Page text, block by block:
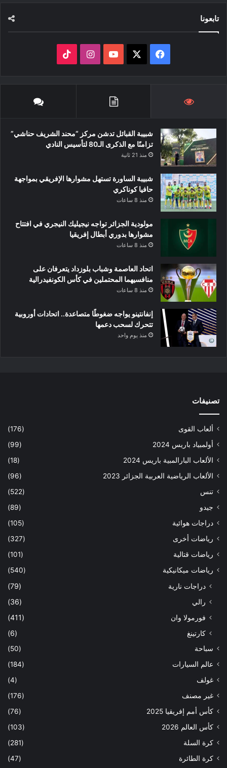
تابعونا
فيسبوك ‫YouTubeانستقرام
شبيبة القبائل تدشن مركز “محند الشريف حناشي”
تزامنًا مع الذكرى الـ80 لتأسيس النادي
منذ 21 ثانية
شبيبة الساورة تستهل مشوارها الإفريقي بمواجهة
حافيا كوناكري
منذ 8 ساعات
مولودية الجزائر تواجه نيجيليك النيجري في افتتاح
مشوارها بدوري أبطال إفريقيا
منذ 8 ساعات
اتحاد العاصمة وشباب بلوزداد يتعرفان على
منافسيهما المحتملين في كأس الكونفيدرالية
منذ 8 ساعات
إنفانتينو يواجه ضغوطًا متصاعدة.. اتحادات أوروبية
تتحرك لسحب دعمها
منذ يوم واحد
تصنيفات
ألعاب القوى
(176)
أولمبياد باريس 2024
(99)
الألعاب البارالمبية باريس 2024
(18)
الألعاب الرياضية العربية الجزائر 2023
(96)
تنس
(522)
جيدو
(89)
دراجات هوائية
(105)
رياضات أخرى
(327)
رياضات قتالية
(101)
رياضات ميكانيكية
(540)
دراجات نارية
(79)
رالي
(36)
فورمولا وان
(411)
كارتينغ
(6)
سباحة
(50)
عالم السيارات
(184)
غولف
(4)
غير مصنف
(176)
كأس أمم إفريقيا 2025
(76)
كأس العالم 2026
(103)
كرة السلة
(281)
كرة الطائرة
(47)